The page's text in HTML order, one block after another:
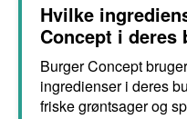
Hvilke
Concept i deres
Burger Concept
ingredienser i deres
friske grøntsager og